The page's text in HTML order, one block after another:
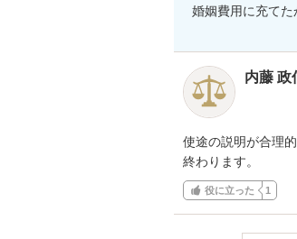
婚姻費用に充て
内藤 政
使途の説明が合理
終わります。
役に立った 1